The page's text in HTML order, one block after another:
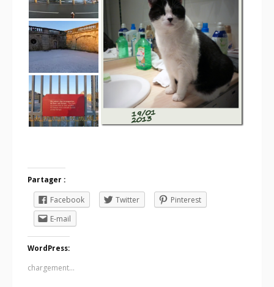
Partager :
Facebook Twitter
Pinterest
E-mail
WordPress:
chargement…